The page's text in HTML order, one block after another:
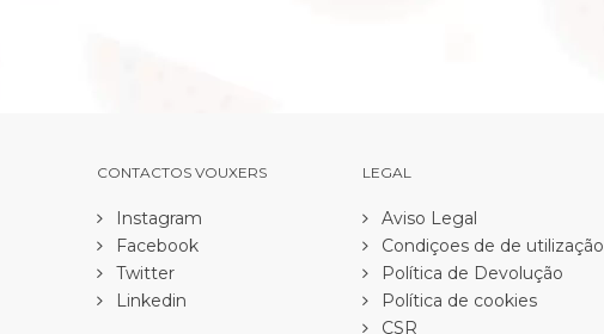
CONTACTOS VOUXERS
Instagram
Facebook
Twitter
Linkedin
LEGAL
Aviso Legal
Condiçoes de de utilização
Política de Devolução
Política de cookies
CSR